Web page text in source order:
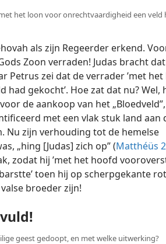
het loon voor onrechtvaardigheid een veld
als zijn Regeerder erkend.
Zoon verraden! Judas bracht
Petrus zei dat de verrader ’met het
gekocht’. Hoe zat dat nu? Wel,
de aankoop van het
met een vlak stuk land aan
Nu zijn verhouding tot de hemelse
„hing [Judas] zich op” (Matthéüs
zodat hij ’met het hoofd
toen hij op scherpgekante
broeder zijn!
geest gedoopt, en met welke uitwerking?